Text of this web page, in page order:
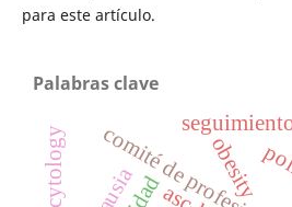
para este artículo.
Palabras clave
obesity